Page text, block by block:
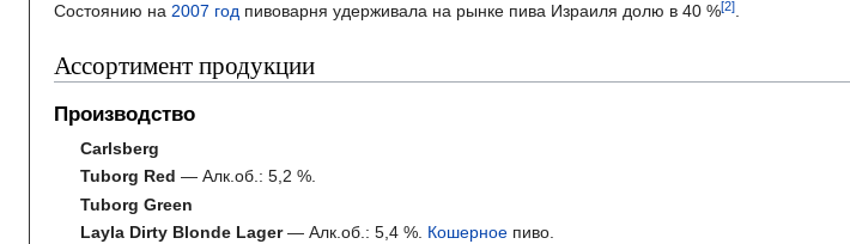
Состоянию на 2007 год пивоварня удерживала на рынке пива Израиля долю в 40 %
Ассортимент продукции
Производство
Carlsberg
Tuborg Red — Алк.об.: 5,2 %.
Tuborg Green
Layla Dirty Blonde Lager — Алк.об.: 5,4 %. Кошерное пиво.